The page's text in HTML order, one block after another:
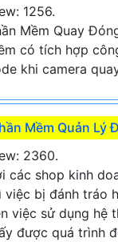
1256.
Mềm Quay
có tích hợp
khi camera
Mềm Quản Lý
2360.
các shop kinh
việc bị đánh tráo
việc sử dụng hệ
được quá trình